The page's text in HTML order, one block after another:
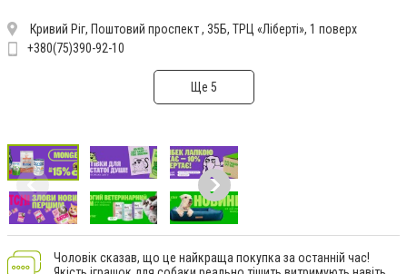
Кривий Ріг, Поштовий проспект , 35Б, ТРЦ «Ліберті», 1 поверх
+380(75)390-92-10
Ще 5
Чоловік сказав, що це найкраща покупка за останній час!